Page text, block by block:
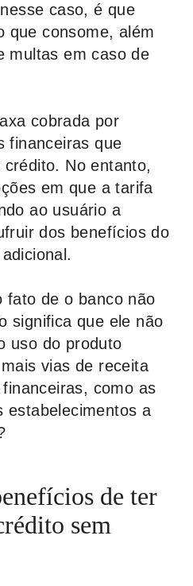
caso, é que
que consome, além
multas em caso de
cobrada por
financeiras que
No entanto,
em que a tarifa
ao usuário a
dos benefícios do
fato de o banco não
significa que ele não
uso do produto
vias de receita
como as
estabelecimentos a
de ter
sem